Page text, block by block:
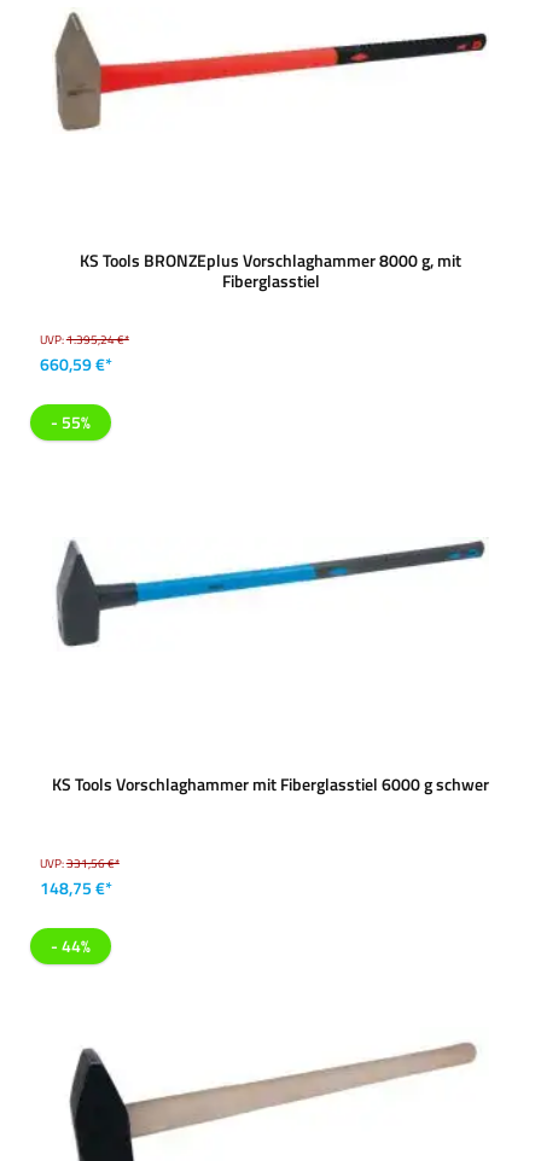
KS Tools BRONZEplus Vorschlaghammer 8000 g, mit
Fiberglasstiel
UVP:1.395,24 €*
660,59 €*
- 55%
KS Tools Vorschlaghammer mit Fiberglasstiel 6000 g schwer
UVP:331,56 €*
148,75 €*
- 44%